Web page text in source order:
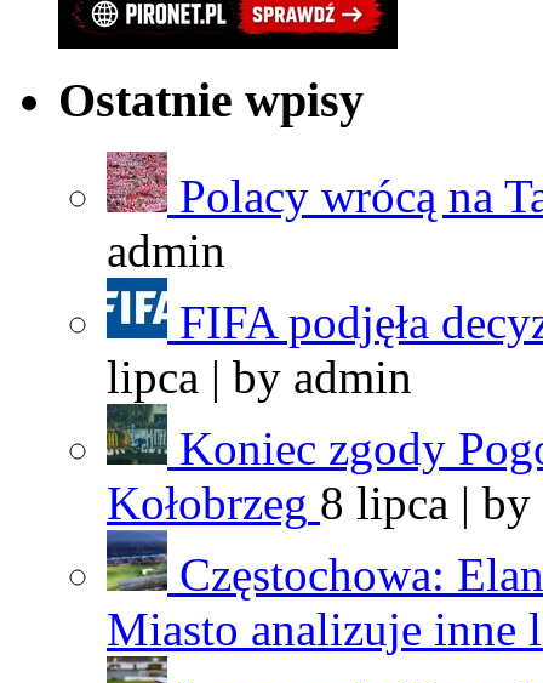
Ostatnie wpisy
Polacy wrócą na
admin
FIFA podjęła
lipca | by admin
Koniec zgody
Kołobrzeg 8 lipca | by
Częstochowa:
Miasto analizuje inne